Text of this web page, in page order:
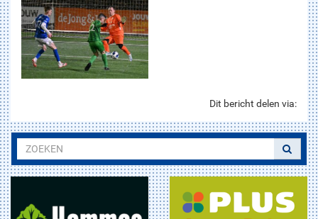
Dit bericht delen via: